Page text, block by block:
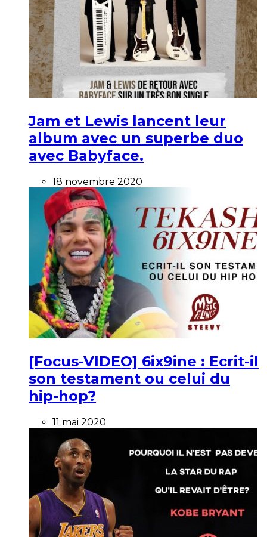
Jam et Lewis lancent leur
album avec un superbe duo
avec Babyface.
18 novembre 2020
[Focus-VIDEO] 6ix9ine : Ecrit-il
son testament ou celui du
hip-hop?
11 mai 2020